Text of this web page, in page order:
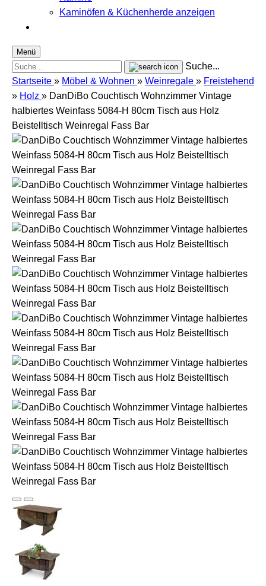
Kaminöfen & Küchenherde anzeigen
Menü
Suche...
Startseite » Möbel & Wohnen » Weinregale » Freistehend
» Holz » DanDiBo Couchtisch Wohnzimmer Vintage
halbiertes Weinfass 5084-H 80cm Tisch aus Holz
Beistelltisch Weinregal Fass Bar